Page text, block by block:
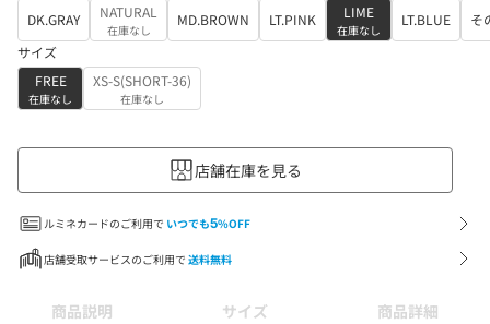
DK.GRAY
NATURAL
在庫なし
MD.BROWN LT.PINK LIME
在庫なし
LT.BLUE
そ
サイズ
FREE
在庫なし
XS-S(SHORT-36)
在庫なし
店舗在庫を見る
ルミネカードのご利用で いつでも5%OFF
店舗受取サービスのご利用で 送料無料
商品説明 サイズ 商品詳細